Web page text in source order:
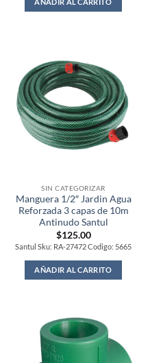
AÑADIR AL CARRITO
SIN CATEGORIZAR
Manguera 1/2″ Jardin Agua
Reforzada 3 capas de 10m
Antinudo Santul
$125.00
Santul Sku: RA-27472 Codigo: 5665
AÑADIR AL CARRITO